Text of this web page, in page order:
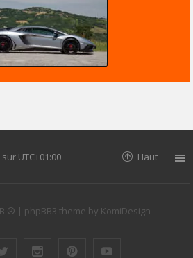
sur UTC+01:00 Haut
® | phpBB3 theme by KomiDesign